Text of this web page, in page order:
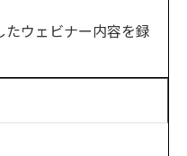
ウェビナー内容を録